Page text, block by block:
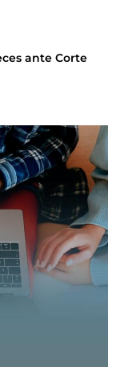
ante Corte